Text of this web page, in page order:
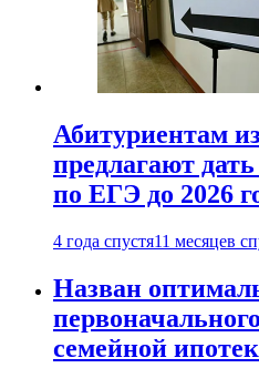
Абитуриентам
предлагают
по ЕГЭ до 2026
4 года спустя11 месяцев
Назван
семейной